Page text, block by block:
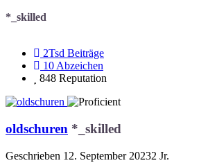
*_skilled
2Tsd Beiträge
10 Abzeichen
848 Reputation
oldschuren *_skilled
Geschrieben 12. September 20232 Jr.